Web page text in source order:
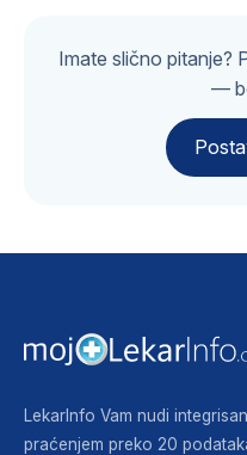
Imate slično pitanje?
—
LekarInfo Vam nudi
praćenjem preko 20